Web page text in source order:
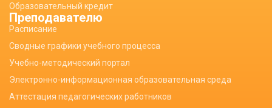
Образовательный кредит
Преподавателю
Расписание
Сводные графики учебного процесса
Учебно-методический портал
Электронно-информационная образовательная среда
Аттестация педагогических работников